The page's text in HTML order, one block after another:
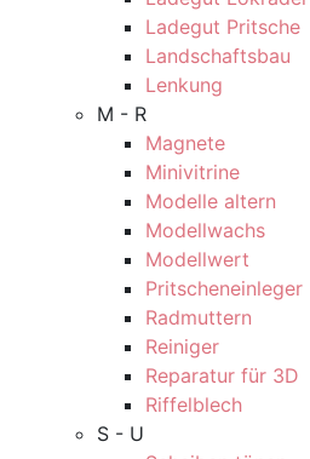
Ladegut Pritsche
Landschaftsbau
Lenkung
M - R
Magnete
Minivitrine
Modelle altern
Modellwachs
Modellwert
Pritscheneinleger
Radmuttern
Reiniger
Reparatur für 3D
Riffelblech
S - U